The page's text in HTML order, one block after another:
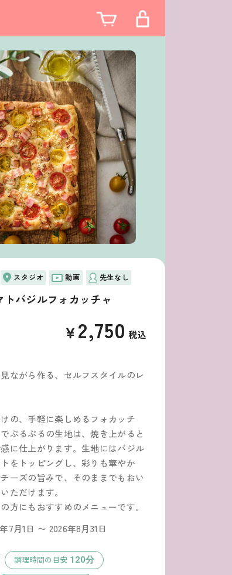
スタジオ 動画 先生なし
トバジルフォカッチャ
￥2,750 税込
ながら作る、セルフスタイルのレ
の、手軽に楽しめるフォカッチ
ぷるぷるの生地は、焼き上がると
に仕上がります。生地にはバジル
をトッピングし、彩りも華やか
ーズの旨みで、そのままでもおい
ただけます。
方にもおすすめのメニューです。
7月1日 〜 2026年8月31日
調理時間の目安 120分